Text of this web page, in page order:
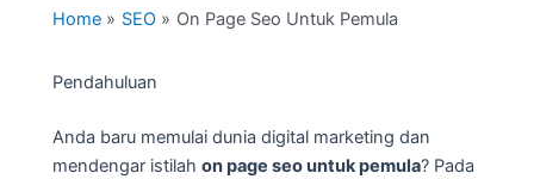
Home SEO On Page Seo Untuk Pemula
Pendahuluan
Anda baru memulai dunia digital marketing dan
mendengar istilah on page seo untuk pemula? Pada